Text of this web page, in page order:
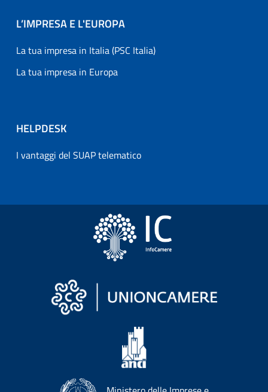
L’IMPRESA E L'EUROPA
La tua impresa in Italia (PSC Italia)
La tua impresa in Europa
HELPDESK
I vantaggi del SUAP telematico